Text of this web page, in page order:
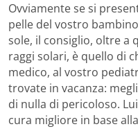
Ovviamente se si
pelle del vostro
sole, il consiglio, oltre a
raggi solari, è quello di
medico, al vostro
trovate in vacanza:
di nulla di pericoloso.
cura migliore in base